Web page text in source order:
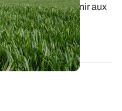
d’azote à fournir aux